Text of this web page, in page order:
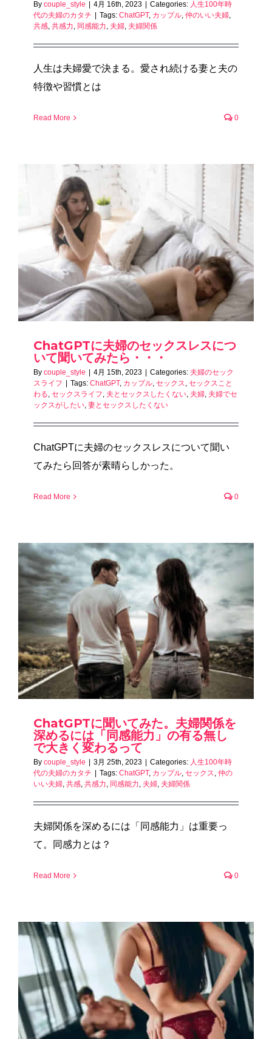
By couple_style 4月 16th, 2023 Categories: 人生100年時
代の夫婦のカタチ
Tags: ChatGPT, カップル, 仲のいい夫婦,
共感, 共感力, 同感能力, 夫婦, 夫婦関係
人生は夫婦愛で決まる。愛され続ける妻と夫の
特徴や習慣とは
Read More 0
ChatGPTに夫婦のセックスレスにつ
いて聞いてみたら・・・
By couple_style 4月 15th, 2023 Categories: 夫婦のセック
スライフ
Tags: ChatGPT, カップル, セックス, セックスこと
わる, セックスライフ, 夫とセックスしたくない, 夫婦, 夫婦でセ
ックスがしたい, 妻とセックスしたくない
ChatGPTに夫婦のセックスレスについて聞い
てみたら回答が素晴らしかった。
Read More 0
ChatGPTに聞いてみた。夫婦関係を
深めるには「同感能力」の有る無し
で大きく変わるって
By couple_style 3月 25th, 2023 Categories: 人生100年時
代の夫婦のカタチ
Tags: ChatGPT, カップル, セックス, 仲の
いい夫婦, 共感, 共感力, 同感能力, 夫婦, 夫婦関係
夫婦関係を深めるには「同感能力」は重要っ
て。同感力とは？
Read More 0